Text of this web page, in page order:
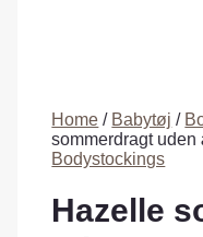
Home / Babytøj /
sommerdragt
Bodystockings
Hazelle